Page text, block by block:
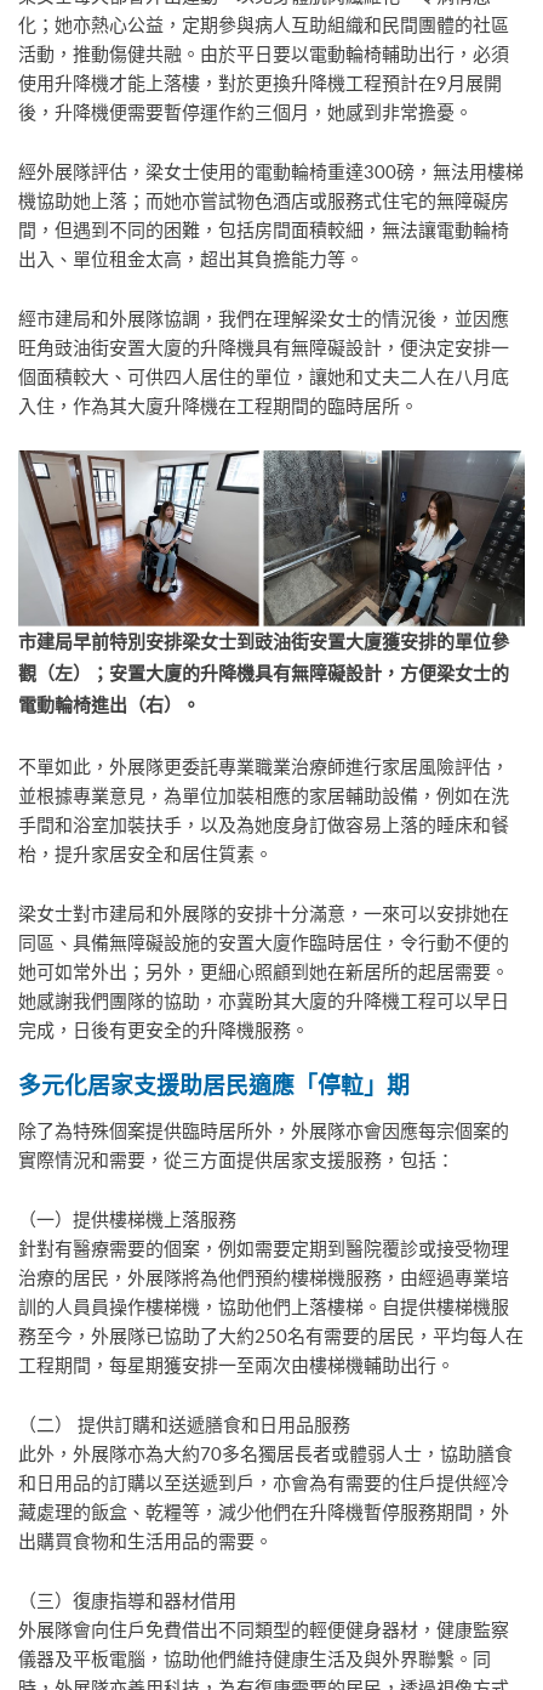
化；她亦熱心公益，定期參與病人互助組織和民間團體的社區
活動，推動傷健共融。由於平日要以電動輪椅輔助出行，必須
使用升降機才能上落樓，對於更換升降機工程預計在9月展開
後，升降機便需要暫停運作約三個月，她感到非常擔憂。
經外展隊評估，梁女士使用的電動輪椅重達300磅，無法用樓梯
機協助她上落；而她亦嘗試物色酒店或服務式住宅的無障礙房
間，但遇到不同的困難，包括房間面積較細，無法讓電動輪椅
出入、單位租金太高，超出其負擔能力等。
經市建局和外展隊協調，我們在理解梁女士的情況後，並因應
旺角豉油街安置大廈的升降機具有無障礙設計，便決定安排一
個面積較大、可供四人居住的單位，讓她和丈夫二人在八月底
入住，作為其大廈升降機在工程期間的臨時居所。
市建局早前特別安排梁女士到豉油街安置大廈獲安排的單位參
觀 （左）；安置大廈的升降機具有無障礙設計，方便梁女士的
電動輪椅進出（右）。
不單如此，外展隊更委託專業職業治療師進行家居風險評估，
並根據專業意見，為單位加裝相應的家居輔助設備，例如在洗
手間和浴室加裝扶手，以及為她度身訂做容易上落的睡床和餐
枱，提升家居安全和居住質素。
梁女士對市建局和外展隊的安排十分滿意，一來可以安排她在
同區、具備無障礙設施的安置大廈作臨時居住，令行動不便的
她可如常外出；另外，更細心照顧到她在新居所的起居需要。
她感謝我們團隊的協助，亦冀盼其大廈的升降機工程可以早日
完成，日後有更安全的升降機服務。
多元化居家支援助居民適應「停𨋢 」期
除了為特殊個案提供臨時居所外，外展隊亦會因應每宗個案的
實際情況和需要，從三方面提供居家支援服務，包括：
（一）提供樓梯機上落服務
針對有醫療需要的個案，例如需要定期到醫院覆診或接受物理
治療的居民，外展隊將為他們預約樓梯機服務，由經過專業培
訓的人員員操作樓梯機，協助他們上落樓梯。自提供樓梯機服
務至今，外展隊已協助了大約250名有需要的居民，平均每人在
工程期間，每星期獲安排一至兩次由樓梯機輔助出行。
（二） 提供訂購和送遞膳食和日用品服務
此外，外展隊亦為大約70多名獨居長者或體弱人士，協助膳食
和日用品的訂購以至送遞到戶，亦會為有需要的住戶提供經冷
藏處理的飯盒、乾糧等，減少他們在升降機暫停服務期間，外
出購買食物和生活用品的需要。
（三）復康指導和器材借用
外展隊會向住戶免費借出不同類型的輕便健身器材，健康監察
儀器及平板電腦，協助他們維持健康生活及與外界聯繫。同